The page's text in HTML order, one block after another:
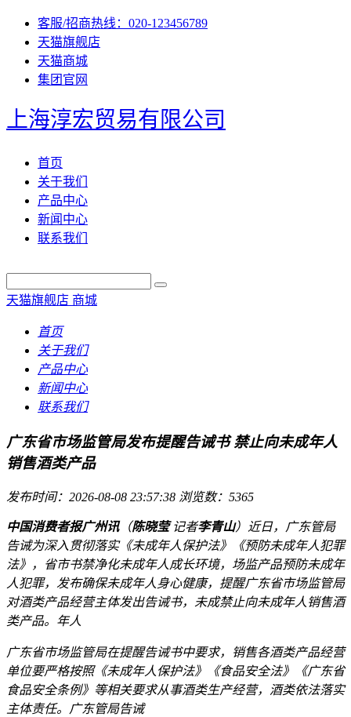
客服/招商热线：020-123456789
天猫旗舰店
天猫商城
集团官网
上海淳宏贸易有限公司
首页
关于我们
产品中心
新闻中心
联系我们
天猫旗舰店 商城
首页
关于我们
产品中心
新闻中心
联系我们
广东省市场监管局发布提醒告诫书 禁止向未成年人
销售酒类产品
发布时间：2026-08-08 23:57:38 浏览数：5365
中国消费者报广州讯（陈晓莹记者李青山）近日，广东管局
告诫为深入贯彻落实《未成年人保护法》《预防未成年人犯罪
法》，省市书禁净化未成年人成长环境，场监产品预防未成年
人犯罪，发布确保未成年人身心健康，提醒广东省市场监管局
对酒类产品经营主体发出告诫书，未成禁止向未成年人销售酒
类产品。年人
广东省市场监管局在提醒告诫书中要求，销售各酒类产品经营
单位要严格按照《未成年人保护法》《食品安全法》《广东省
食品安全条例》等相关要求从事酒类生产经营，酒类依法落实
主体责任。广东管局告诫